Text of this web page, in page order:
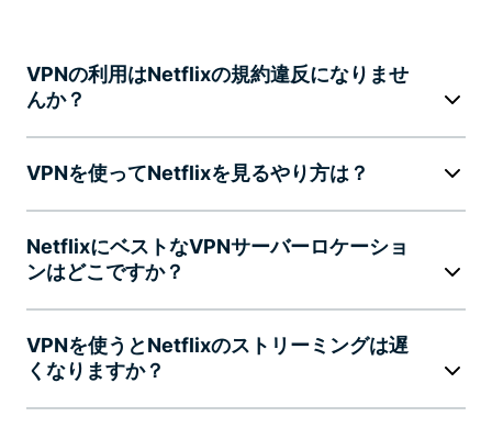
VPNの利用はNetflixの規約違反になりませ
んか？
VPNを使ってNetflixを見るやり方は？
NetflixにベストなVPNサーバーロケーショ
ンはどこですか？
VPNを使うとNetflixのストリーミングは遅
くなりますか？